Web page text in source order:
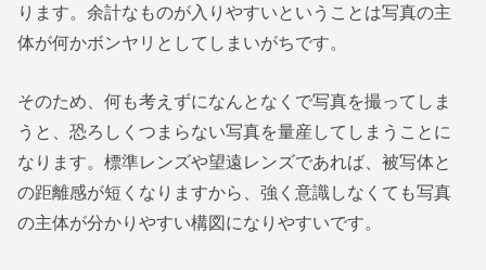
ります。余計なものが入りやすいということは写真の主
体が何かボンヤリとしてしまいがちです。
そのため、何も考えずになんとなくで写真を撮ってしま
うと、恐ろしくつまらない写真を量産してしまうことに
なります。標準レンズや望遠レンズであれば、被写体と
の距離感が短くなりますから、強く意識しなくても写真
の主体が分かりやすい構図になりやすいです。